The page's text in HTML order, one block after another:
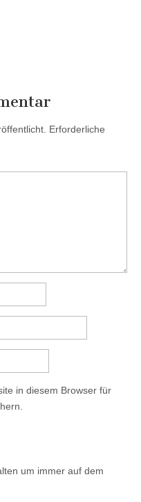
Erforderliche
in diesem Browser für
um immer auf dem